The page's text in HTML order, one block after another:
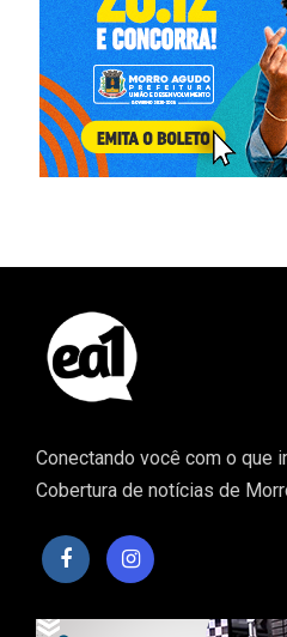
Conectando você com o que
Cobertura de notícias de